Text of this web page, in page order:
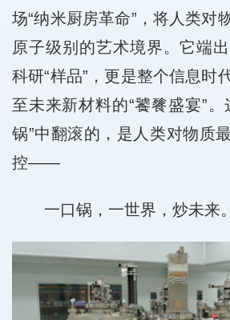
场“纳米厨房革命”，将人类对
原子级别的艺术境界。它端
科研“样品”，更是整个信息时
至未来新材料的“饕餮盛宴”。
锅”中翻滚的，是人类对物质
控——
一口锅，一世界，炒未来。